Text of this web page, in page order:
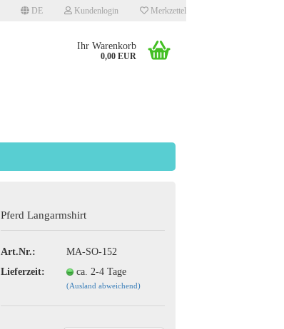
DE Kundenlogin Merkzettel
Ihr Warenkorb
0,00 EUR
Pferd Langarmshirt
Art.Nr.:
MA-SO-152
Lieferzeit:
ca. 2-4 Tage
(Ausland abweichend)